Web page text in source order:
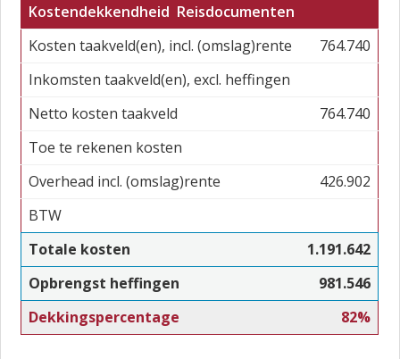
Kostendekkendheid Reisdocumenten
Kosten taakveld(en), incl. (omslag)rente
764.740
Inkomsten taakveld(en), excl. heffingen
Netto kosten taakveld
764.740
Toe te rekenen kosten
Overhead incl. (omslag)rente
426.902
BTW
Totale kosten
1.191.642
Opbrengst heffingen
981.546
Dekkingspercentage
82%